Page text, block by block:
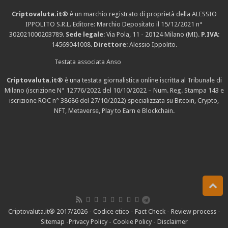
Criptovaluta.it® è un marchio registrato di proprietà della ALESSIO
IPPOLITO S.R.L. Editore: Marchio Depositato il 15/12/2021 n°
302021000203789. Sede legale: Via Pola, 11 - 20124 Milano (MI). P.IVA:
14569041008. Direttore: Alessio Ippolito.
Testata associata Anso
Criptovaluta.it® è una testata giornalistica online iscritta al Tribunale di
Milano (iscrizione N° 12776/2022 del 10/10/2022 – Num. Reg. Stampa 143 e
iscrizione ROC n° 38686 del 27/10/2022) specializzata su Bitcoin, Crypto,
NFT, Metaverse, Play to Earn e Blockchain.
Criptovaluta.it® 2017/2026 - Codice etico - Fact Check- Review process-
Sitemap -Privacy Policy- Cookie Policy- Disclaimer